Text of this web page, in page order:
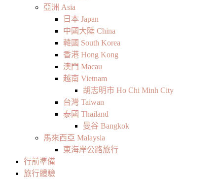
亞洲 Asia
日本 Japan
中國大陸 China
韓國 South Korea
香港 Hong Kong
澳門 Macau
越南 Vietnam
胡志明市 Ho Chi Minh City
台灣 Taiwan
泰國 Thailand
曼谷 Bangkok
馬來西亞 Malaysia
東海岸公路旅行
行前準備
旅行體驗